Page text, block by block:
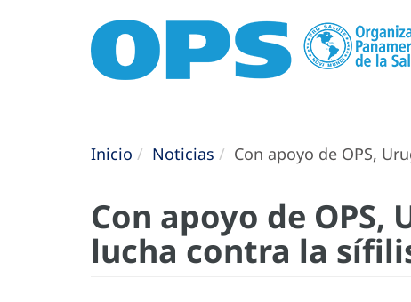
Inicio Noticias Con apoyo de OPS,
Con apoyo de
lucha contra la